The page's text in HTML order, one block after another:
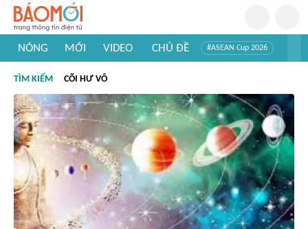
NÓNG MỚI VIDEO CHỦ ĐỀ #ASEAN Cup 2026
#Khám phá thế giới
TÌM KIẾM CÕI HƯ VÔ